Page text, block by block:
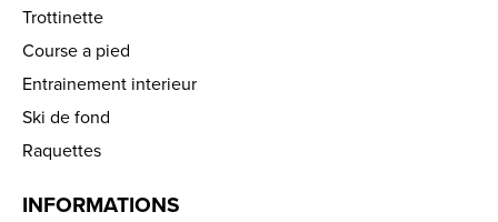
Trottinette
Course a pied
Entrainement interieur
Ski de fond
Raquettes
INFORMATIONS